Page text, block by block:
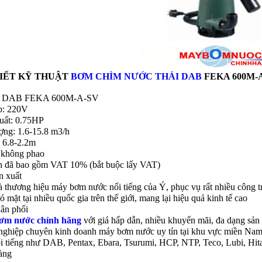
KỸ THUẬT BƠM CHÌM NƯỚC THẢI DAB FEKA 600M-
DAB FEKA 600M-A-SV
220V
0.75HP
1.6-15.8 m3/h
6.8-2.2m
phao
đã bao gồm VAT 10% (bắt buộc lấy VAT)
xuất
hiệu máy bơm nước nổi tiếng của Ý, phục vụ rất nhiều công
mặt tại nhiều quốc gia trên thế giới, mang lại hiệu quả kinh tế cao
phối
nước chính hãng với giá hấp dẫn, nhiều khuyến mãi, đa dạng
chuyên kinh doanh máy bơm nước uy tín tại khu vực miền
tiếng như DAB, Pentax, Ebara, Tsurumi, HCP, NTP, Teco, Lubi,